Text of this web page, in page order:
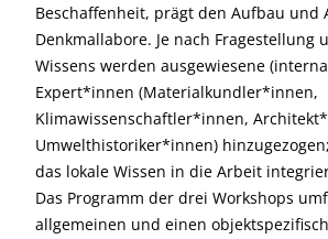
Beschaffenheit, prägt den Aufbau und
Denkmallabore. Je nach Fragestellung
Wissens werden ausgewiesene
Expert*innen (Materialkundler*innen,
Klimawissenschaftler*innen,
Umwelthistoriker*innen)
das lokale Wissen in die Arbeit
Das Programm der drei Workshops
allgemeinen und einen